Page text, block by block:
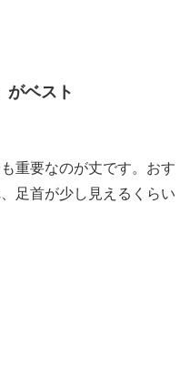
がベスト
重要なのが丈です。おす
足首が少し見えるくらい